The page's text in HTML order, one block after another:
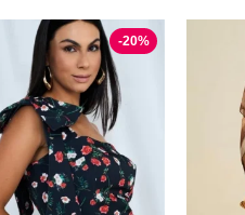
-20%